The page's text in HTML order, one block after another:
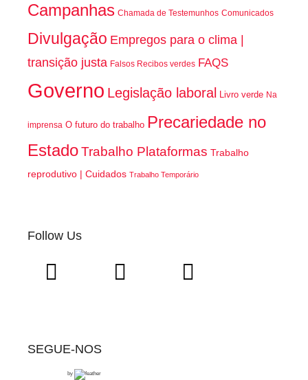
Campanhas Chamada de Testemunhos Comunicados
Divulgação Empregos para o clima |
transição justa Falsos Recibos verdes FAQS
Governo Legislação laboral Livro verde Na
imprensa O futuro do trabalho Precariedade no
EstadoTrabalho Plataformas Trabalho
reprodutivo | Cuidados Trabalho Temporário
Follow Us
SEGUE-NOS
by